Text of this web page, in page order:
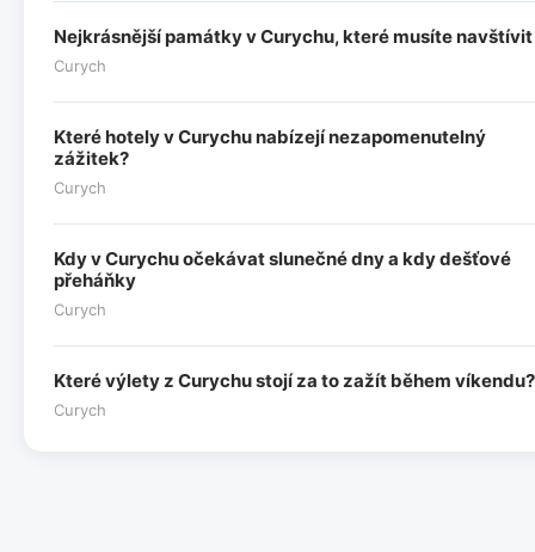
Nejkrásnější památky v Curychu, které musíte navštívit
Curych
Které hotely v Curychu nabízejí nezapomenutelný
zážitek?
Curych
Kdy v Curychu očekávat slunečné dny a kdy dešťové
přeháňky
Curych
Které výlety z Curychu stojí za to zažít během víkendu?
Curych